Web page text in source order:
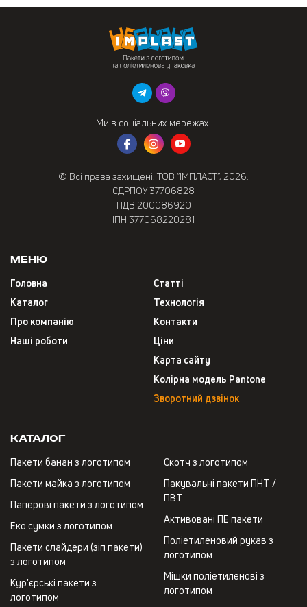
Ми в соціальних мережах:
© Всі права захищені. ТОВ “ІМПЛАСТ”, 2026.
ЄДРПОУ 37706828
ПДВ 200086920
ІПН 377068220281
Меню
Головна
Каталог
Про компанію
Наші роботи
Статті
Технологія
Контакти
Ціни
Карта сайту
Колірна модель Pantone
Зворотний дзвінок
Каталог
Пакети банан з логотипом
Пакети майка з логотипом
Паперові пакети з логотипом
Еко сумки з логотипом
Пакети слайдери (зіп пакети)
з логотипом
Кур'єрські пакети з
логотипом
Скотч з логотипом
Пакувальні пакети ПНТ /
ПВТ
Активовані ПЕ пакети
Поліетиленовий рукав з
логотипом
Мішки поліетиленові з
логотипом